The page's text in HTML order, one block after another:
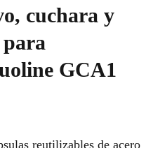
cuchara y
para
GCA1
reutilizables de acero